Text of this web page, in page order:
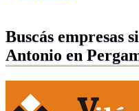
Buscás empresas
Antonio en